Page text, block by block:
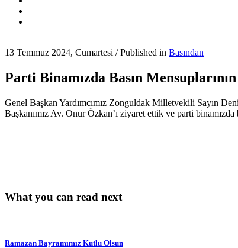
13 Temmuz 2024, Cumartesi /Published in Basından
Parti Binamızda Basın
Genel Başkan Yardımcımız Zonguldak Milletvekili Sayın
Başkanımız Av. Onur Özkan’ı ziyaret ettik ve parti
What you can read next
Ramazan Bayramımız Kutlu Olsun